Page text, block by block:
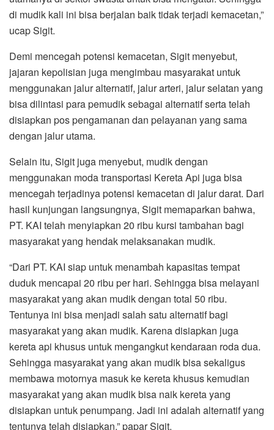
di mudik kali ini bisa berjalan baik tidak terjadi kemacetan,”
ucap Sigit.
Demi mencegah potensi kemacetan, Sigit menyebut,
jajaran kepolisian juga mengimbau masyarakat untuk
menggunakan jalur alternatif, jalur arteri, jalur selatan yang
bisa dilintasi para pemudik sebagai alternatif serta telah
disiapkan pos pengamanan dan pelayanan yang sama
dengan jalur utama.
Selain itu, Sigit juga menyebut, mudik dengan
menggunakan moda transportasi Kereta Api juga bisa
mencegah terjadinya potensi kemacetan di jalur darat. Dari
hasil kunjungan langsungnya, Sigit memaparkan bahwa,
PT. KAI telah menyiapkan 20 ribu kursi tambahan bagi
masyarakat yang hendak melaksanakan mudik.
“Dari PT. KAI siap untuk menambah kapasitas tempat
duduk mencapai 20 ribu per hari. Sehingga bisa melayani
masyarakat yang akan mudik dengan total 50 ribu.
Tentunya ini bisa menjadi salah satu alternatif bagi
masyarakat yang akan mudik. Karena disiapkan juga
kereta api khusus untuk mengangkut kendaraan roda dua.
Sehingga masyarakat yang akan mudik bisa sekaligus
membawa motornya masuk ke kereta khusus kemudian
masyarakat yang akan mudik bisa naik kereta yang
disiapkan untuk penumpang. Jadi ini adalah alternatif yang
tentunya telah disiapkan,” papar Sigit.